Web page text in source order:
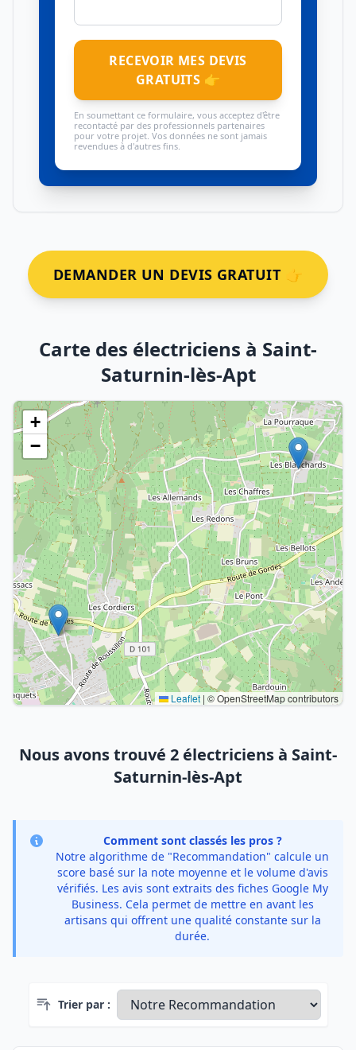
RECEVOIR MES DEVIS
GRATUITS 👉
En soumettant ce formulaire, vous acceptez d'être
recontacté par des professionnels partenaires
pour votre projet. Vos données ne sont jamais
revendues à d'autres fins.
DEMANDER UN DEVIS GRATUIT 👉
Carte des électriciens à Saint-
Saturnin-lès-Apt
+
−
Leaflet | © OpenStreetMap contributors
Nous avons trouvé 2 électriciens à Saint-
Saturnin-lès-Apt
Comment sont classés les pros ?
Notre algorithme de "Recommandation" calcule un
score basé sur la note moyenne et le volume d'avis
vérifiés. Les avis sont extraits des fiches Google My
Business. Cela permet de mettre en avant les
artisans qui offrent une qualité constante sur la
durée.
Trier par :